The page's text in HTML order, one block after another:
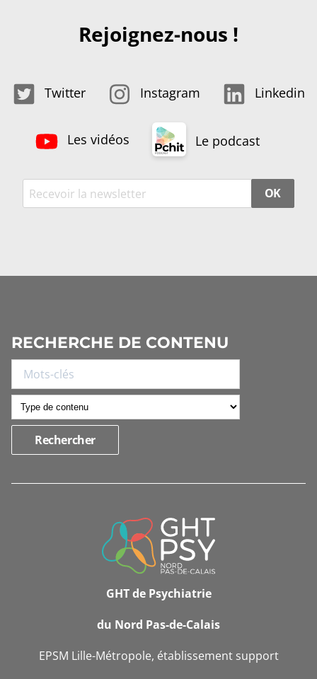
Rejoignez-nous !
Twitter Instagram Linkedin
Les vidéos Le podcast
OK
RECHERCHE DE CONTENU
INFORMATIONS
GHT de Psychiatrie
du Nord Pas-de-Calais
EPSM Lille-Métropole, établissement support